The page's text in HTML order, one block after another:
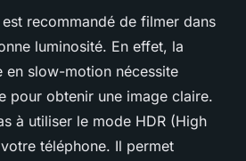
recommandé de filmer dans
luminosité. En effet, la
en slow-motion nécessite
pour obtenir une image claire.
à utiliser le mode HDR (High
téléphone. Il permet